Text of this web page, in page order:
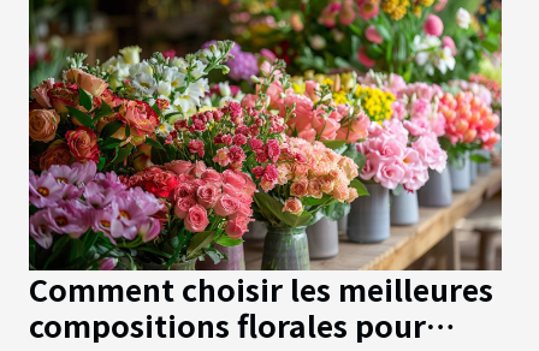
Comment choisir les meilleures
compositions florales pour